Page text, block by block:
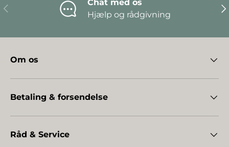
Forrige
Chat med os
Hjælp og rådgivning
Om os
Betaling & forsendelse
Råd & Service